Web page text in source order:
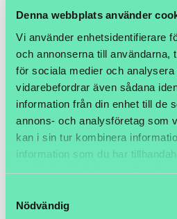
Denna webbplats använder
Vi använder enhetsidentifierare
och annonserna till användarna,
för sociala medier och
vidarebefordrar även sådana
information från din enhet till de
annons- och analysföretag som
kan i sin tur kombinera
information som du har
Nödvändig
Royal Design har precis också
banbrytande tilläggstjänster för
visibility, som bland annat
automatiska påminnelser till
börjar bli otåligt på ett
– De automatiska
kundservice och kommer
returer, säger Andreas när han
mjukvarutjänsten, som erbjuds
Drömmen om ett